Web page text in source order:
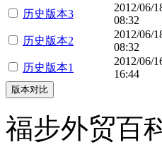
历史版本3
2012/06/
08:32
历史版本2
2012/06/
08:32
历史版本1
2012/06/
16:44
福步外贸百